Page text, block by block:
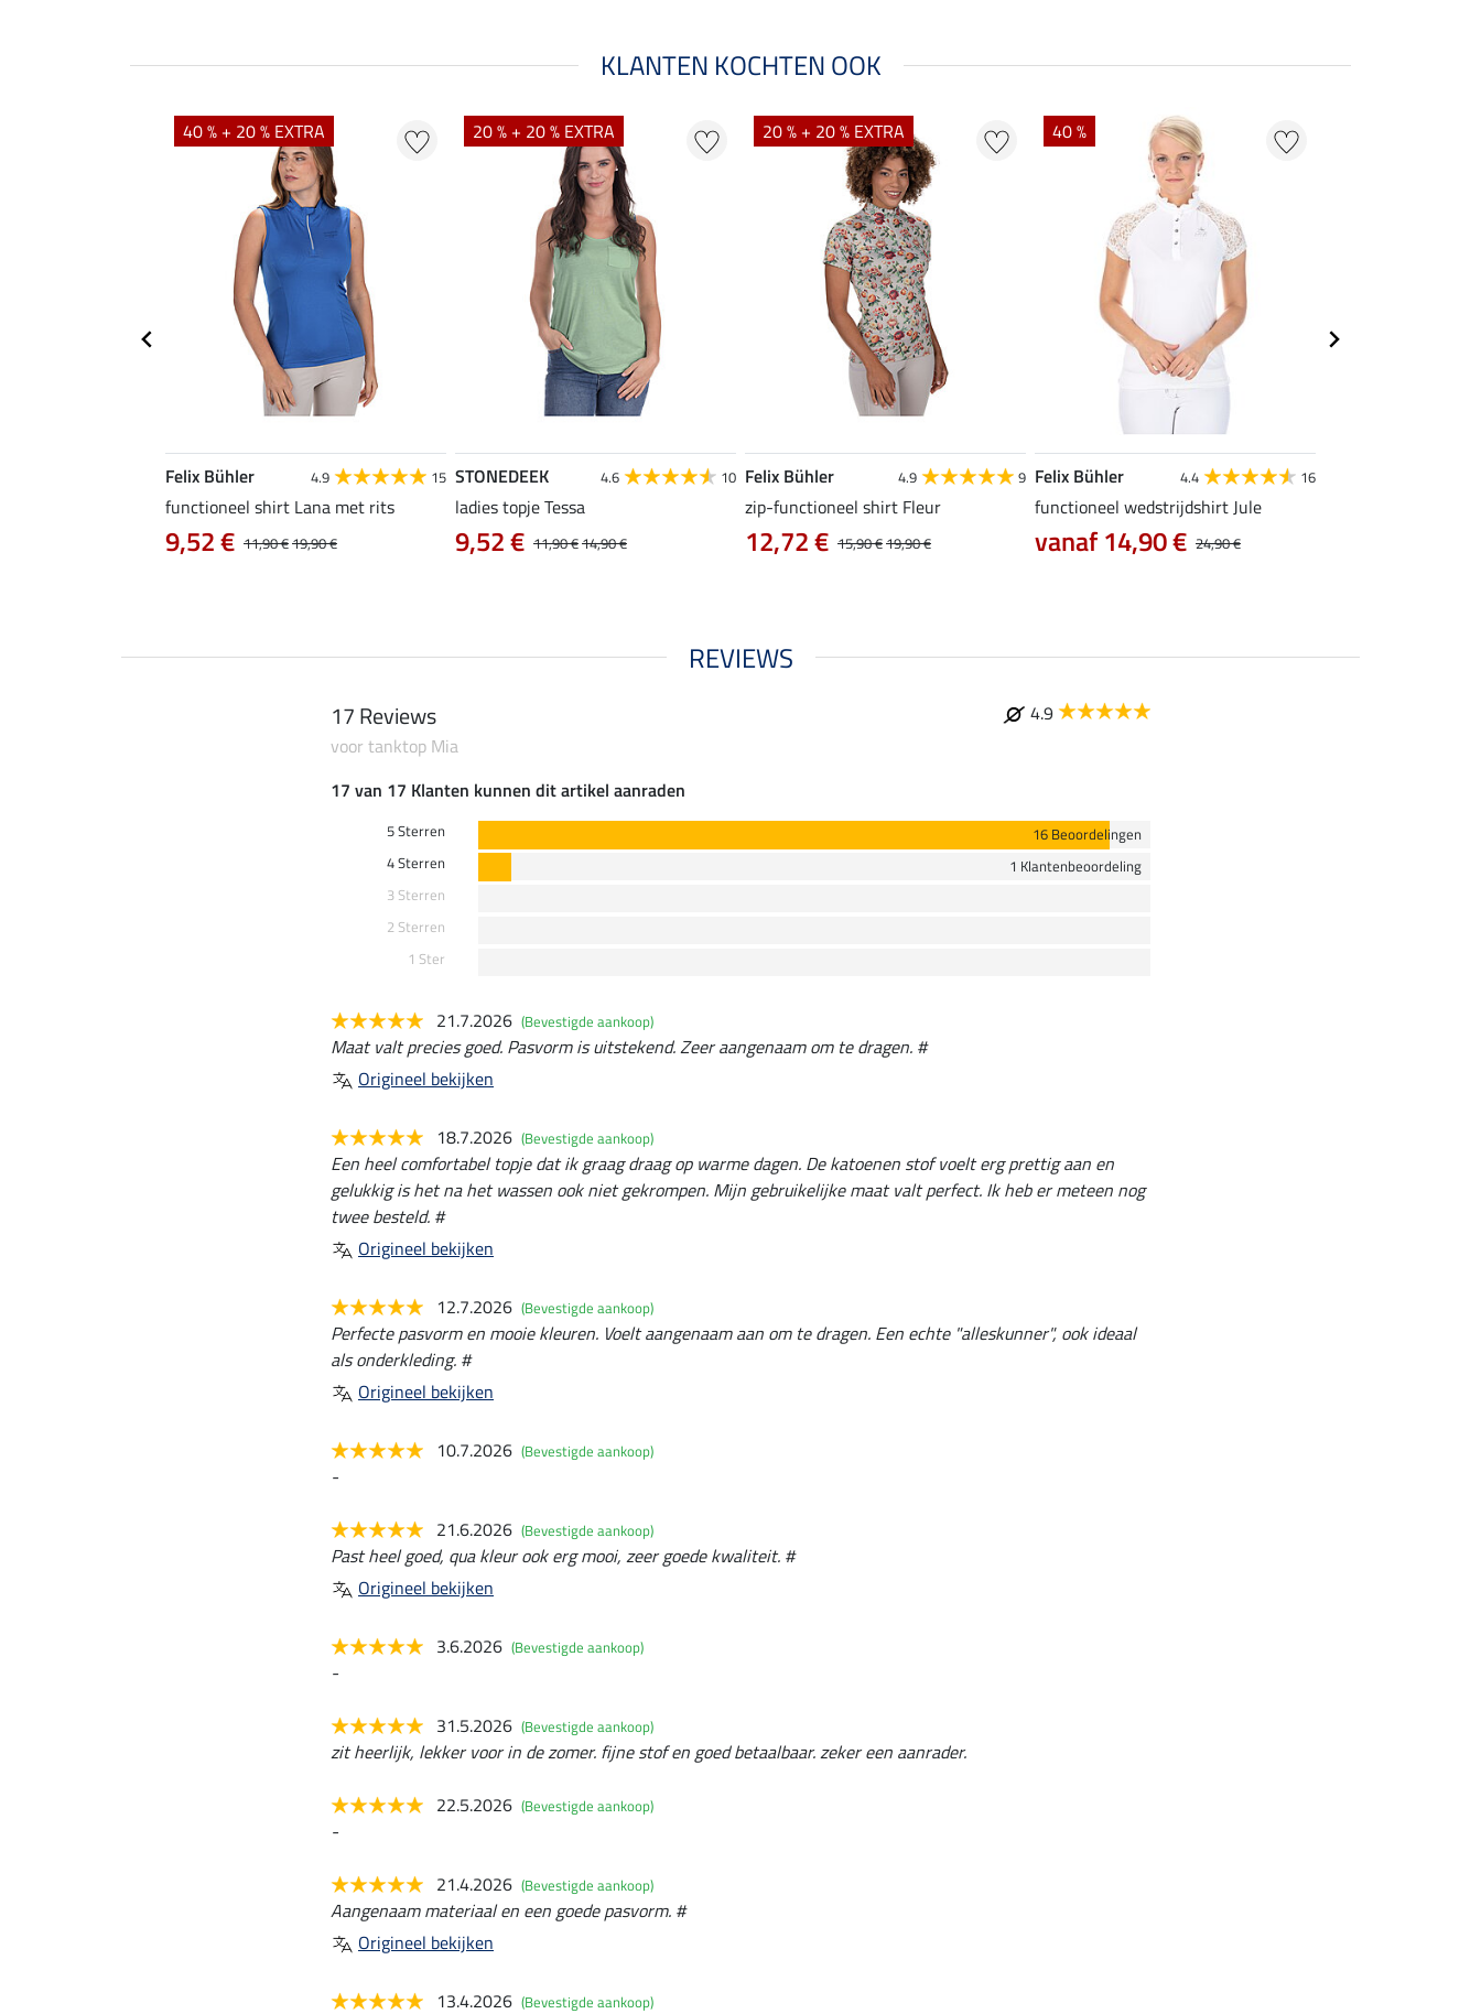
KLANTEN KOCHTEN OOK
40 % + 20 % EXTRA
Felix Bühler 4.9 15
functioneel shirt Lana met rits
11,90 €19,90 €
9,52 €
20 % + 20 % EXTRA
STONEDEEK 4.6 10
ladies topje Tessa
11,90 €14,90 €
9,52 €
20 % + 20 % EXTRA
Felix Bühler 4.9 9
zip-functioneel shirt Fleur
15,90 €19,90 €
12,72 €
40 %
Felix Bühler 4.4 16
functioneel wedstrijdshirt Jule
24,90 €
vanaf 14,90 €
REVIEWS
17 Reviews
4.9
voor tanktop Mia
17 van 17 Klanten kunnen dit artikel aanraden
5 Sterren
16 Beoordelingen
4 Sterren
1 Klantenbeoordeling
3 Sterren
2 Sterren
1 Ster
21.7.2026 (Bevestigde aankoop)
Maat valt precies goed. Pasvorm is uitstekend. Zeer aangenaam om te dragen. #
Origineel bekijken
18.7.2026 (Bevestigde aankoop)
Een heel comfortabel topje dat ik graag draag op warme dagen. De katoenen stof voelt erg prettig aan en
gelukkig is het na het wassen ook niet gekrompen. Mijn gebruikelijke maat valt perfect. Ik heb er meteen nog
twee besteld. #
Origineel bekijken
12.7.2026 (Bevestigde aankoop)
Perfecte pasvorm en mooie kleuren. Voelt aangenaam aan om te dragen. Een echte "alleskunner", ook ideaal
als onderkleding. #
Origineel bekijken
10.7.2026 (Bevestigde aankoop)
-
21.6.2026 (Bevestigde aankoop)
Past heel goed, qua kleur ook erg mooi, zeer goede kwaliteit. #
Origineel bekijken
3.6.2026 (Bevestigde aankoop)
-
31.5.2026 (Bevestigde aankoop)
zit heerlijk, lekker voor in de zomer. fijne stof en goed betaalbaar. zeker een aanrader.
22.5.2026 (Bevestigde aankoop)
-
21.4.2026 (Bevestigde aankoop)
Aangenaam materiaal en een goede pasvorm. #
Origineel bekijken
13.4.2026 (Bevestigde aankoop)